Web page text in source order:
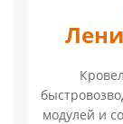
модулей и